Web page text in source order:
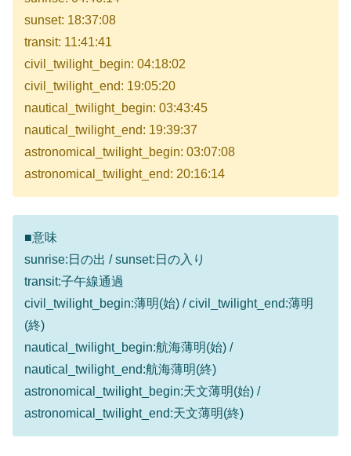
sunset: 18:37:08
transit: 11:41:41
civil_twilight_begin: 04:18:02
civil_twilight_end: 19:05:20
nautical_twilight_begin: 03:43:45
nautical_twilight_end: 19:39:37
astronomical_twilight_begin: 03:07:08
astronomical_twilight_end: 20:16:14
■意味
sunrise:日の出 / sunset:日の入り
transit:子午線通過
civil_twilight_begin:薄明(始) / civil_twilight_end:薄明
(終)
nautical_twilight_begin:航海薄明(始) /
nautical_twilight_end:航海薄明(終)
astronomical_twilight_begin:天文薄明(始) /
astronomical_twilight_end:天文薄明(終)